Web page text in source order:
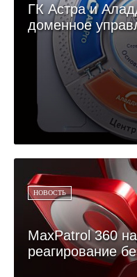
ГК Астра и
доменное
НОВОСТЬ
MaxPatrol 360
реагирование